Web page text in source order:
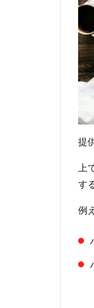
提
上
す
例